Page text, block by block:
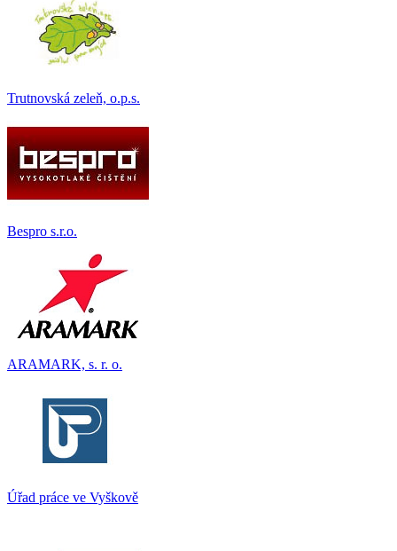
Trutnovská zeleň, o.p.s.
Bespro s.r.o.
ARAMARK, s. r. o.
Úřad práce ve Vyškově